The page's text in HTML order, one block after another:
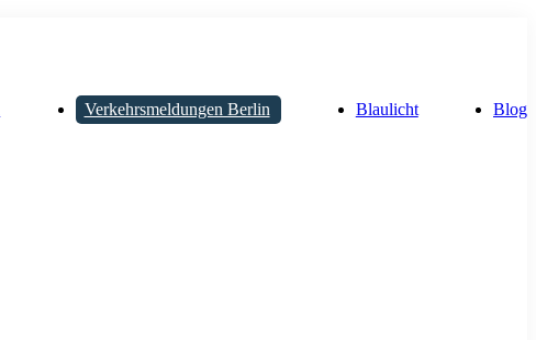
Verkehrsmeldungen Berlin Blaulicht Blog